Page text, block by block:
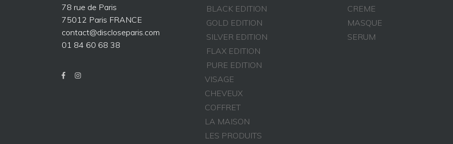
78 rue de Paris
75012 Paris FRANCE
contact@discloseparis.com
01 84 60 68 38
BLACK EDITION
GOLD EDITION
SILVER EDITION
FLAX EDITION
PURE EDITION
VISAGE
CHEVEUX
COFFRET
LA MAISON
LES PRODUITS
CREME
MASQUE
SERUM